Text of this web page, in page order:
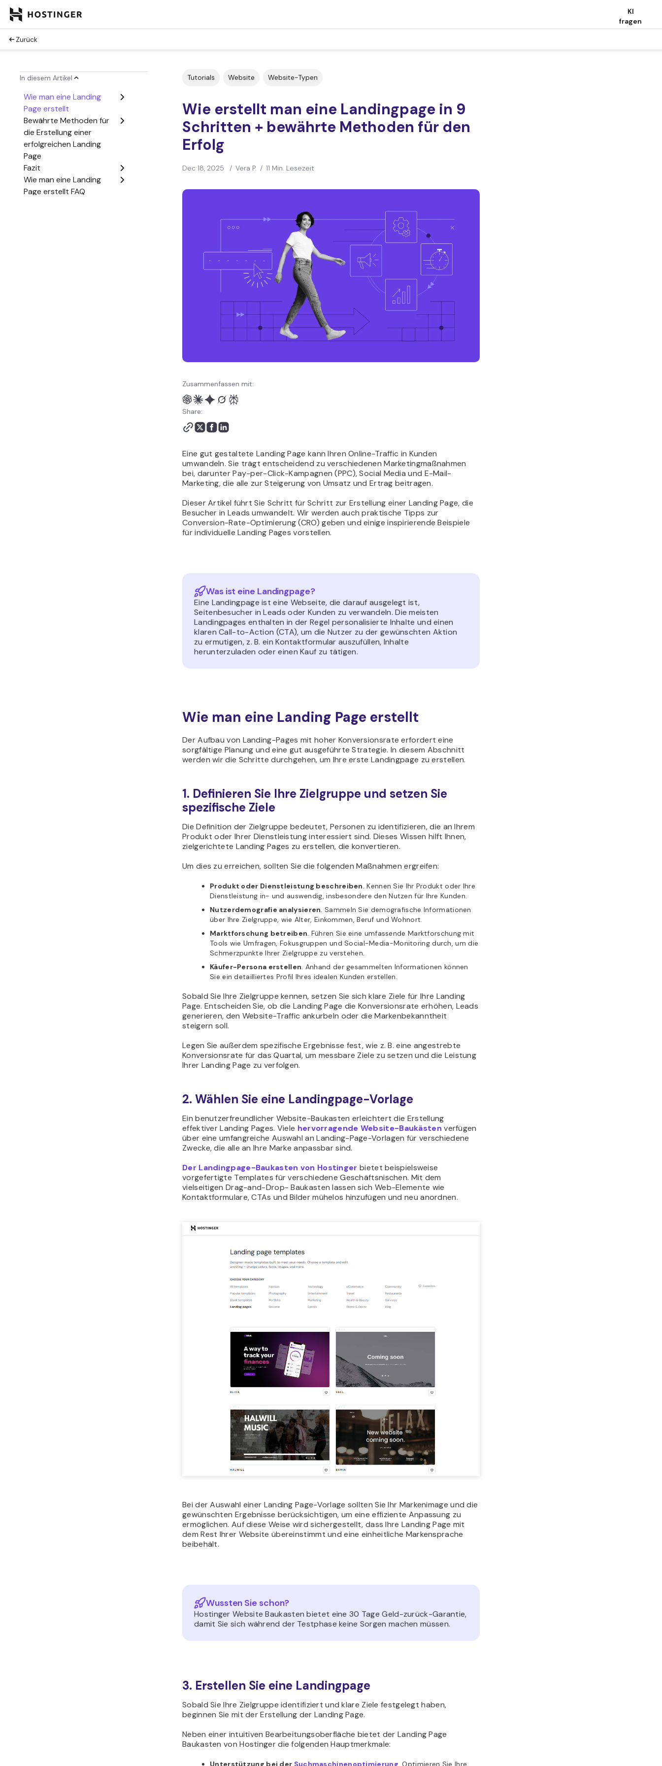
KI
fragen
Zurück
In diesem Artikel
Wie man eine Landing
Page erstellt
Bewährte Methoden für
die Erstellung einer
erfolgreichen Landing
Page
Fazit
Wie man eine Landing
Page erstellt FAQ
Tutorials Website Website-Typen
Wie erstellt man eine Landingpage in 9
Schritten + bewährte Methoden für den
Erfolg
Dec 18, 2025 / Vera P. / 11 Min. Lesezeit
Zusammenfassen mit:
Share:
Eine gut gestaltete Landing Page kann Ihren Online-Traffic in Kunden
umwandeln. Sie trägt entscheidend zu verschiedenen Marketingmaßnahmen
bei, darunter Pay-per-Click-Kampagnen (PPC), Social Media und E-Mail-
Marketing, die alle zur Steigerung von Umsatz und Ertrag beitragen.
Dieser Artikel führt Sie Schritt für Schritt zur Erstellung einer Landing Page, die
Besucher in Leads umwandelt. Wir werden auch praktische Tipps zur
Conversion-Rate-Optimierung (CRO) geben und einige inspirierende Beispiele
für individuelle Landing Pages vorstellen.
Was ist eine Landingpage?
Eine Landingpage ist eine Webseite, die darauf ausgelegt ist,
Seitenbesucher in Leads oder Kunden zu verwandeln. Die meisten
Landingpages enthalten in der Regel personalisierte Inhalte und einen
klaren Call-to-Action (CTA), um die Nutzer zu der gewünschten Aktion
zu ermutigen, z. B. ein Kontaktformular auszufüllen, Inhalte
herunterzuladen oder einen Kauf zu tätigen.
Wie man eine Landing Page erstellt
Der Aufbau von Landing-Pages mit hoher Konversionsrate erfordert eine
sorgfältige Planung und eine gut ausgeführte Strategie. In diesem Abschnitt
werden wir die Schritte durchgehen, um Ihre erste Landingpage zu erstellen.
1. Definieren Sie Ihre Zielgruppe und setzen Sie
spezifische Ziele
Die Definition der Zielgruppe bedeutet, Personen zu identifizieren, die an Ihrem
Produkt oder Ihrer Dienstleistung interessiert sind. Dieses Wissen hilft Ihnen,
zielgerichtete Landing Pages zu erstellen, die konvertieren.
Um dies zu erreichen, sollten Sie die folgenden Maßnahmen ergreifen:
Produkt oder Dienstleistung beschreiben. Kennen Sie Ihr Produkt oder Ihre
Dienstleistung in- und auswendig, insbesondere den Nutzen für Ihre Kunden.
Nutzerdemografie analysieren. Sammeln Sie demografische Informationen
über Ihre Zielgruppe, wie Alter, Einkommen, Beruf und Wohnort.
Marktforschung betreiben. Führen Sie eine umfassende Marktforschung mit
Tools wie Umfragen, Fokusgruppen und Social-Media-Monitoring durch, um die
Schmerzpunkte Ihrer Zielgruppe zu verstehen.
Käufer-Persona erstellen. Anhand der gesammelten Informationen können
Sie ein detailliertes Profil Ihres idealen Kunden erstellen.
Sobald Sie Ihre Zielgruppe kennen, setzen Sie sich klare Ziele für Ihre Landing
Page. Entscheiden Sie, ob die Landing Page die Konversionsrate erhöhen, Leads
generieren, den Website-Traffic ankurbeln oder die Markenbekanntheit
steigern soll.
Legen Sie außerdem spezifische Ergebnisse fest, wie z. B. eine angestrebte
Konversionsrate für das Quartal, um messbare Ziele zu setzen und die Leistung
Ihrer Landing Page zu verfolgen.
2. Wählen Sie eine Landingpage-Vorlage
Ein benutzerfreundlicher Website-Baukasten erleichtert die Erstellung
effektiver Landing Pages. Viele hervorragende Website-Baukästen verfügen
über eine umfangreiche Auswahl an Landing-Page-Vorlagen für verschiedene
Zwecke, die alle an Ihre Marke anpassbar sind.
Der Landingpage-Baukasten von Hostinger bietet beispielsweise
vorgefertigte Templates für verschiedene Geschäftsnischen. Mit dem
vielseitigen Drag-and-Drop- Baukasten lassen sich Web-Elemente wie
Kontaktformulare, CTAs und Bilder mühelos hinzufügen und neu anordnen.
Bei der Auswahl einer Landing Page-Vorlage sollten Sie Ihr Markenimage und die
gewünschten Ergebnisse berücksichtigen, um eine effiziente Anpassung zu
ermöglichen. Auf diese Weise wird sichergestellt, dass Ihre Landing Page mit
dem Rest Ihrer Website übereinstimmt und eine einheitliche Markensprache
beibehält.
Wussten Sie schon?
Hostinger Website Baukasten bietet eine 30 Tage Geld-zurück-Garantie,
damit Sie sich während der Testphase keine Sorgen machen müssen.
3. Erstellen Sie eine Landingpage
Sobald Sie Ihre Zielgruppe identifiziert und klare Ziele festgelegt haben,
beginnen Sie mit der Erstellung der Landing Page.
Neben einer intuitiven Bearbeitungsoberfläche bietet der Landing Page
Baukasten von Hostinger die folgenden Hauptmerkmale:
Unterstützung bei der Suchmaschinenoptimierung . Optimieren Sie Ihre